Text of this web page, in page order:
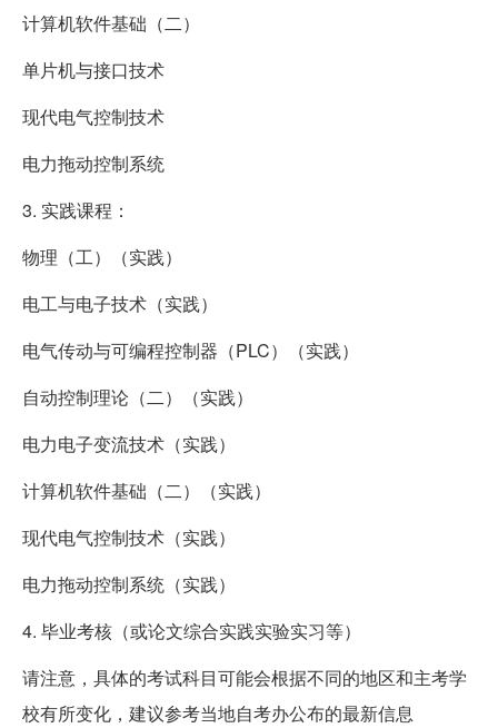
计算机软件基础（二）
单片机与接口技术
现代电气控制技术
电力拖动控制系统
3. 实践课程：
物理（工）（实践）
电工与电子技术（实践）
电气传动与可编程控制器（PLC）（实践）
自动控制理论（二）（实践）
电力电子变流技术（实践）
计算机软件基础（二）（实践）
现代电气控制技术（实践）
电力拖动控制系统（实践）
4. 毕业考核（或论文综合实践实验实习等）
请注意，具体的考试科目可能会根据不同的地区和主考学
校有所变化，建议参考当地自考办公布的最新信息